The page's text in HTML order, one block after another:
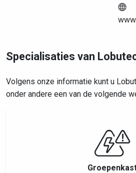
Specialisaties van
Volgens onze informatie kunt u
onder andere een van de volgende